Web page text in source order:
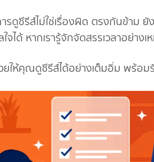
รดูซีรีส์ไม่ใช่เรื่องผิด ตรงกันข้าม
จได้ หากเรารู้จักจัดสรรเวลาอย่างเ
ยให้คุณดูซีรีส์ได้อย่างเต็มอิ่ม พร้อ